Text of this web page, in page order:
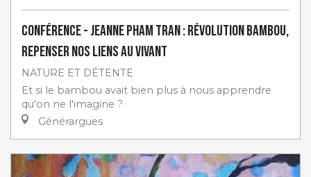
Conférence - Jeanne Pham Tran : Révolution Bambou,
repenser nos liens au vivant
NATURE ET DÉTENTE
Et si le bambou avait bien plus à nous apprendre
qu'on ne l'imagine ?
Générargues